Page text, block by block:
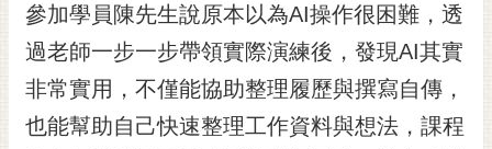
市
民
信
箱
English
參加學員陳先生說原本以為AI操作很困難，透
過老師一步一步帶領實際演練後，發現AI其實
非常實用，不僅能協助整理履歷與撰寫自傳，
也能幫助自己快速整理工作資料與想法，課程